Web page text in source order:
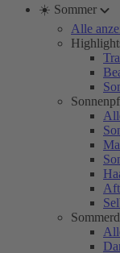
☀️ Sommer
Alle